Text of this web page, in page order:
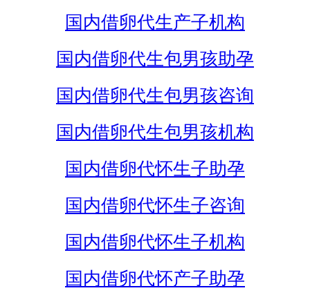
国内借卵代生产子机构
国内借卵代生包男孩助孕
国内借卵代生包男孩咨询
国内借卵代生包男孩机构
国内借卵代怀生子助孕
国内借卵代怀生子咨询
国内借卵代怀生子机构
国内借卵代怀产子助孕